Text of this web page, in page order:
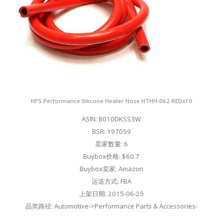
HPS Performance Silicone Heater Hose HTHH-062-REDx10
ASIN: B010DKSS3W
BSR: 197059
卖家数量: 6
Buybox价格: $60.7
Buybox卖家: Amazon
运送方式: FBA
上架日期: 2015-06-25
品类路径: Automotive->Performance Parts & Accessories-